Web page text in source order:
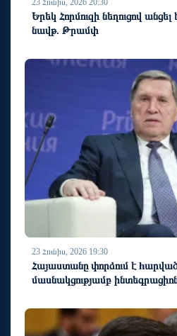
23 Հունիս, 2026 20:30
Երեկ Հորմուզի նեղուցով անցել
նավթ. Թրամփ
23 Հունիս, 2026 19:30
Հայաստանը փորձում է
մասնակցությամբ